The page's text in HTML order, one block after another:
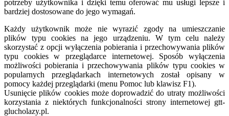
potrzeby użytkownika i dzięki temu oferować mu usługi lepsze i
bardziej dostosowane do jego wymagań.
Każdy użytkownik może nie wyrazić zgody na umieszczanie
plików typu cookies na jego urządzeniu. W tym celu należy
skorzystać z opcji wyłączenia pobierania i przechowywania plików
typu cookies w przeglądarce internetowej. Sposób wyłączenia
możliwości pobierania i przechowywania plików typu cookies w
popularnych przeglądarkach internetowych został opisany w
pomocy każdej przeglądarki (menu Pomoc lub klawisz F1).
Usunięcie plików cookies może doprowadzić do utraty możliwości
korzystania z niektórych funkcjonalności strony internetowej gtt-
glucholazy.pl.